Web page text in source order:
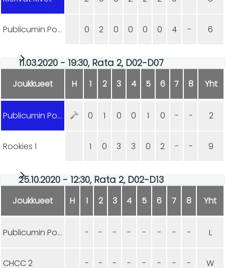
Publicumin Ponnistus 0 2 0 0 0 0 4 - 6
11.03.2020 - 19:30, Rata 2, D02-D07
Joukkueet H 1 2 3 4 5 6 7 8 Yht
Publicumin Ponnistus 0 1 0 0 1 0 - - 2
Rookies 1 1 0 3 3 0 2 - - 9
25.10.2020 - 12:30, Rata 2, D02-D13
Joukkueet H 1 2 3 4 5 6 7 8 Yht
Publicumin Ponnistus - - - - - - - - L
CHCC 2 - - - - - - - - W